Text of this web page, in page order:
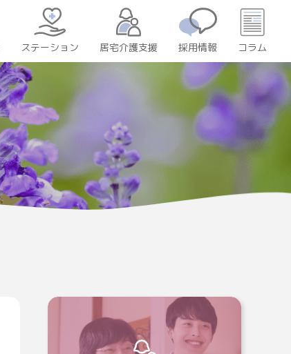
ステーション 居宅介護支援 採用情報 コラム